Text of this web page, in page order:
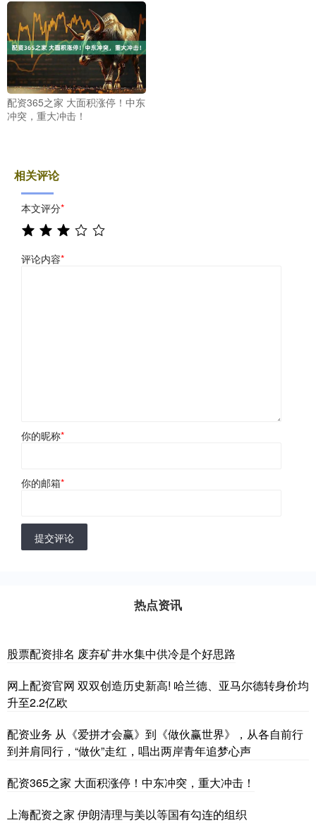
配资365之家 大面积涨停！中东
冲突，重大冲击！
相关评论
本文评分*
评论内容*
你的昵称*
你的邮箱*
提交评论
热点资讯
股票配资排名 废弃矿井水集中供冷是个好思路
网上配资官网 双双创造历史新高! 哈兰德、亚马尔德转身价均
升至2.2亿欧
配资业务 从《爱拼才会赢》到《做伙赢世界》，从各自前行
到并肩同行，“做伙”走红，唱出两岸青年追梦心声
配资365之家 大面积涨停！中东冲突，重大冲击！
上海配资之家 伊朗清理与美以等国有勾连的组织